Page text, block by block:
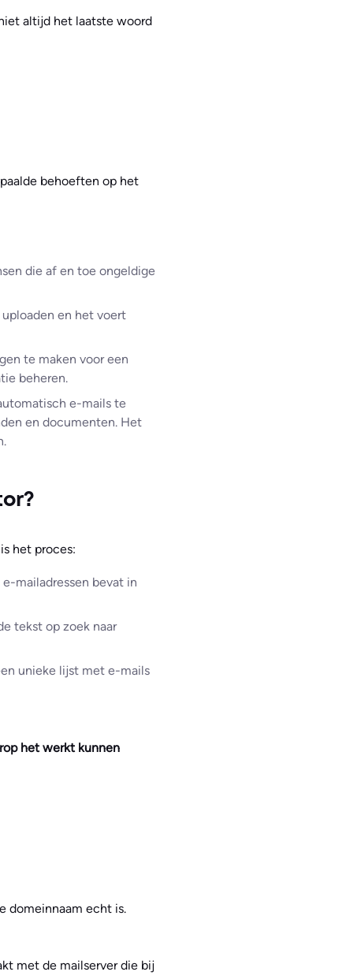
altijd het laatste woord
behoeften op het
die af en toe ongeldige
en het voert
te maken voor een
beheren.
e-mails te
en documenten. Het
het proces:
mailadressen bevat in
tekst op zoek naar
unieke lijst met e-mails
het werkt kunnen
domeinnaam echt is.
met de mailserver die bij